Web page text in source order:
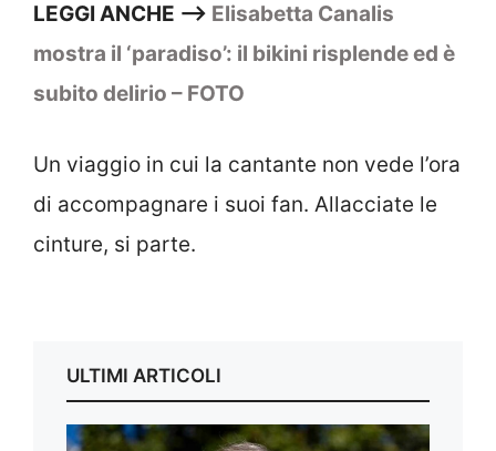
LEGGI ANCHE –> Elisabetta Canalis
mostra il ‘paradiso’: il bikini risplende ed è
subito delirio – FOTO
Un viaggio in cui la cantante non vede l’ora
di accompagnare i suoi fan. Allacciate le
cinture, si parte.
ULTIMI ARTICOLI